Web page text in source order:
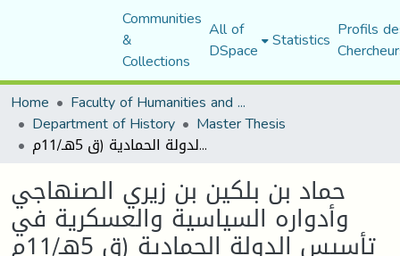
Communities
&
Collections
All of
DSpace Statistics Profils
Home
Faculty of Humanities and Social Sciences
Department of History Master Thesis
حماد بن بلكين بن زيري الصنهاجي وأدواره السياسية والعسكرية في تأسيس الدولة الحمادية (ق 5هـ/11م
حماد بن بلكين بن زيري الصنهاجي
وأدواره السياسية والعسكرية في
تأسيس الدولة الحمادية (ق 5هـ/11م